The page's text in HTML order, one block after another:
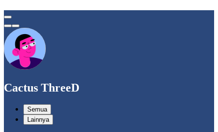
Cactus ThreeD
Semua
Lainnya